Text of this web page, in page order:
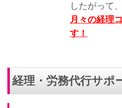
したがって
月々の経理
す！
経理・労務代行サポ